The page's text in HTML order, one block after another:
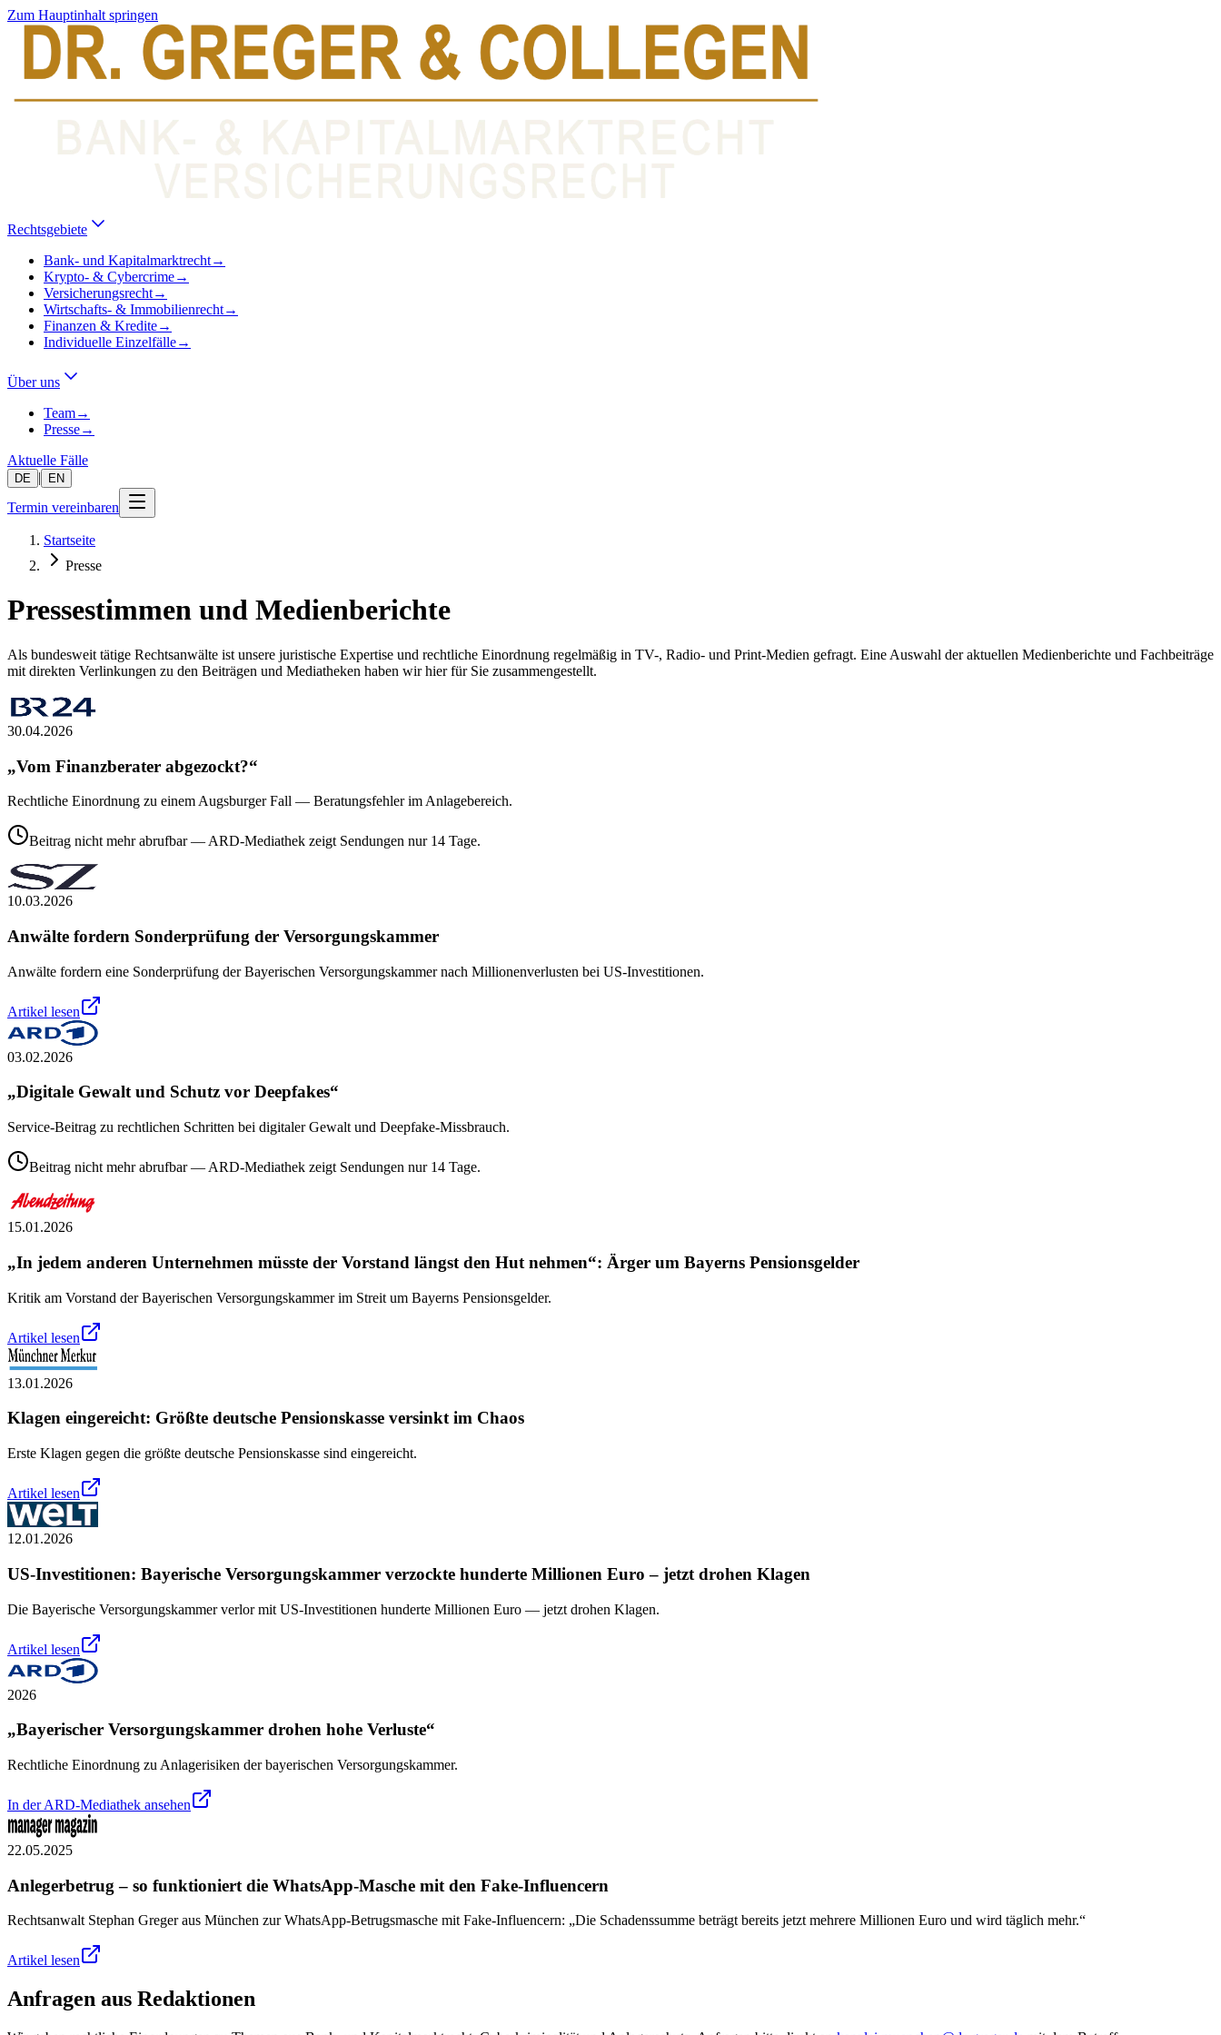
Zum Hauptinhalt springen
Rechtsgebiete
Bank- und Kapitalmarktrecht→
Krypto- & Cybercrime→
Versicherungsrecht→
Wirtschafts- & Immobilienrecht→
Finanzen & Kredite→
Individuelle Einzelfälle→
Über uns
Team→
Presse→
Aktuelle Fälle
DE | EN
Termin vereinbaren
Startseite
Presse
Pressestimmen und Medienberichte
Als bundesweit tätige Rechtsanwälte ist unsere juristische Expertise und rechtliche Einordnung regelmäßig in TV-, Radio- und Print-Medien gefragt. Eine Auswahl der aktuellen Medienberichte und Fachbeiträge
mit direkten Verlinkungen zu den Beiträgen und Mediatheken haben wir hier für Sie zusammengestellt.
30.04.2026
„Vom Finanzberater abgezockt?“
Rechtliche Einordnung zu einem Augsburger Fall — Beratungsfehler im Anlagebereich.
Beitrag nicht mehr abrufbar — ARD-Mediathek zeigt Sendungen nur 14 Tage.
10.03.2026
Anwälte fordern Sonderprüfung der Versorgungskammer
Anwälte fordern eine Sonderprüfung der Bayerischen Versorgungskammer nach Millionenverlusten bei US-Investitionen.
Artikel lesen
03.02.2026
„Digitale Gewalt und Schutz vor Deepfakes“
Service-Beitrag zu rechtlichen Schritten bei digitaler Gewalt und Deepfake-Missbrauch.
Beitrag nicht mehr abrufbar — ARD-Mediathek zeigt Sendungen nur 14 Tage.
15.01.2026
„In jedem anderen Unternehmen müsste der Vorstand längst den Hut nehmen“: Ärger um Bayerns Pensionsgelder
Kritik am Vorstand der Bayerischen Versorgungskammer im Streit um Bayerns Pensionsgelder.
Artikel lesen
13.01.2026
Klagen eingereicht: Größte deutsche Pensionskasse versinkt im Chaos
Erste Klagen gegen die größte deutsche Pensionskasse sind eingereicht.
Artikel lesen
12.01.2026
US-Investitionen: Bayerische Versorgungskammer verzockte hunderte Millionen Euro – jetzt drohen Klagen
Die Bayerische Versorgungskammer verlor mit US-Investitionen hunderte Millionen Euro — jetzt drohen Klagen.
Artikel lesen
2026
„Bayerischer Versorgungskammer drohen hohe Verluste“
Rechtliche Einordnung zu Anlagerisiken der bayerischen Versorgungskammer.
In der ARD-Mediathek ansehen
22.05.2025
Anlegerbetrug – so funktioniert die WhatsApp-Masche mit den Fake-Influencern
Rechtsanwalt Stephan Greger aus München zur WhatsApp-Betrugsmasche mit Fake-Influencern: „Die Schadenssumme beträgt bereits jetzt mehrere Millionen Euro und wird täglich mehr.“
Artikel lesen
Anfragen aus Redaktionen